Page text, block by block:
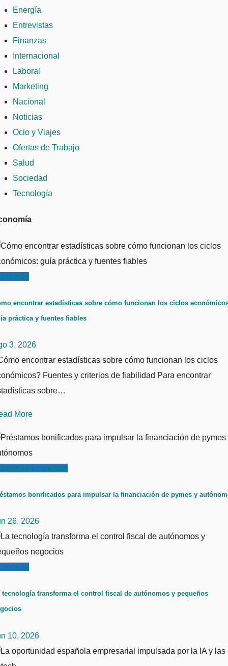
Energía
Entrevistas
Finanzas
Internacional
Laboral
Marketing
Nacional
Noticias
Ocio y Viajes
Ofertas de Trabajo
Salud
Sociedad
Tecnología
encontrar estadísticas sobre cómo funcionan los ciclos
práctica y fuentes fiables
3, 2026
encontrar estadísticas sobre cómo funcionan los ciclos
Fuentes y criterios de fiabilidad Para encontrar
sobre…
More
Empresas
bonificados para impulsar la financiación de pymes y
26, 2026
tecnología transforma el control fiscal de autónomos y pequeños
10, 2026